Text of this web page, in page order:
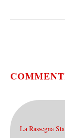
La Rassegna